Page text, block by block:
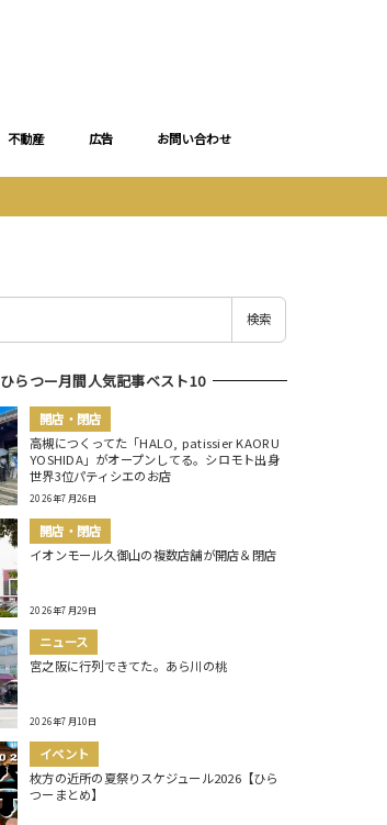
不動産 広告 お問い合わせ
検索
ひらつー月間人気記事ベスト10
開店・閉店
高槻につくってた「HALO, patissier KAORU
YOSHIDA」がオープンしてる。シロモト出身
世界3位パティシエのお店
2026年7月26日
開店・閉店
イオンモール久御山の複数店舗が開店＆閉店
2026年7月29日
ニュース
宮之阪に行列できてた。あら川の桃
2026年7月10日
イベント
枚方の近所の夏祭りスケジュール2026【ひら
つーまとめ】